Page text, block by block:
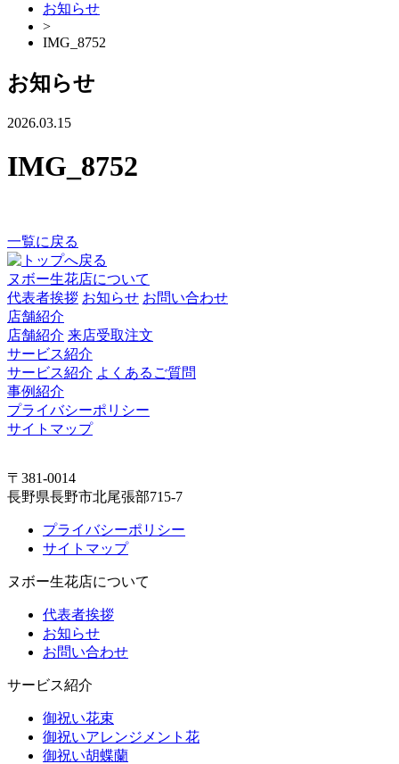
お知らせ
>
IMG_8752
お知らせ
2026.03.15
IMG_8752
一覧に戻る
ヌボー生花店について
代表者挨拶 お知らせ お問い合わせ
店舗紹介
店舗紹介 来店受取注文
サービス紹介
サービス紹介 よくあるご質問
事例紹介
プライバシーポリシー
サイトマップ
〒381-0014
長野県長野市北尾張部715-7
プライバシーポリシー
サイトマップ
ヌボー生花店について
代表者挨拶
お知らせ
お問い合わせ
サービス紹介
御祝い花束
御祝いアレンジメント花
御祝い胡蝶蘭